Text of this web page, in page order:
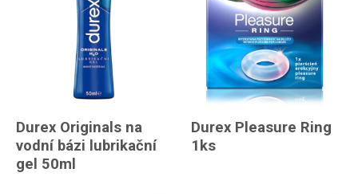
Durex Originals na
vodní bázi lubrikační
gel 50ml
Durex Pleasure Ring
1ks